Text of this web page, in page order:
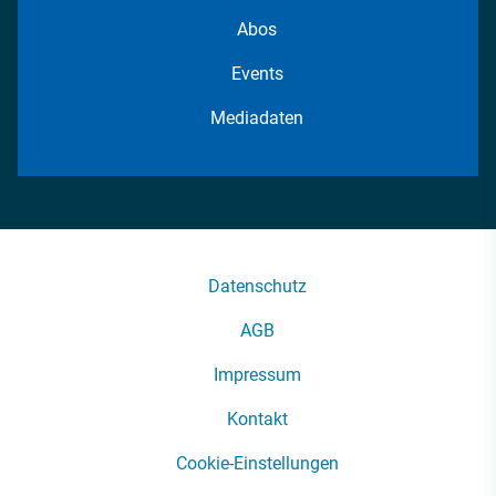
Abos
Events
Mediadaten
Datenschutz
AGB
Impressum
Kontakt
Cookie-Einstellungen